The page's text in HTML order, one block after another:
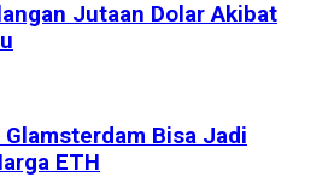
Jutaan Dolar Akibat
Bisa Jadi
ETH